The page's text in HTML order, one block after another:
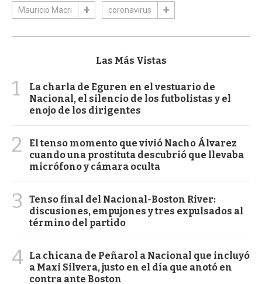
Mauricio Macri coronavirus
Las Más Vistas
1
La charla de Eguren en el vestuario de
Nacional, el silencio de los futbolistas y el
enojo de los dirigentes
2
El tenso momento que vivió Nacho Álvarez
cuando una prostituta descubrió que llevaba
micrófono y cámara oculta
3
Tenso final del Nacional-Boston River:
discusiones, empujones y tres expulsados al
término del partido
4 La chicana de Peñarol a Nacional que incluyó
a Maxi Silvera, justo en el día que anotó en
contra ante Boston